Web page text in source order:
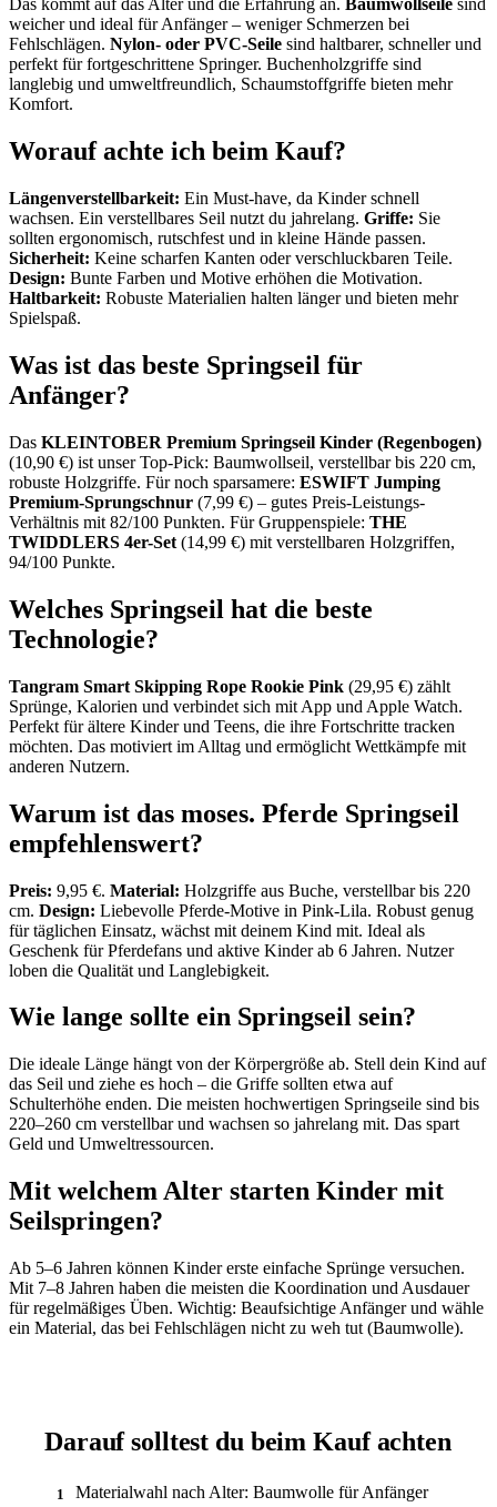
Das kommt auf das Alter und die Erfahrung an. Baumwollseile sind
weicher und ideal für Anfänger – weniger Schmerzen bei
Fehlschlägen. Nylon- oder PVC-Seile sind haltbarer, schneller und
perfekt für fortgeschrittene Springer. Buchenholzgriffe sind
langlebig und umweltfreundlich, Schaumstoffgriffe bieten mehr
Komfort.
Worauf achte ich beim Kauf?
Längenverstellbarkeit: Ein Must-have, da Kinder schnell
wachsen. Ein verstellbares Seil nutzt du jahrelang. Griffe: Sie
sollten ergonomisch, rutschfest und in kleine Hände passen.
Sicherheit: Keine scharfen Kanten oder verschluckbaren Teile.
Design: Bunte Farben und Motive erhöhen die Motivation.
Haltbarkeit: Robuste Materialien halten länger und bieten mehr
Spielspaß.
Was ist das beste Springseil für
Anfänger?
Das KLEINTOBER Premium Springseil Kinder (Regenbogen)
(10,90 €) ist unser Top-Pick: Baumwollseil, verstellbar bis 220 cm,
robuste Holzgriffe. Für noch sparsamere: ESWIFT Jumping
Premium-Sprungschnur (7,99 €) – gutes Preis-Leistungs-
Verhältnis mit 82/100 Punkten. Für Gruppenspiele: THE
TWIDDLERS 4er-Set (14,99 €) mit verstellbaren Holzgriffen,
94/100 Punkte.
Welches Springseil hat die beste
Technologie?
Tangram Smart Skipping Rope Rookie Pink (29,95 €) zählt
Sprünge, Kalorien und verbindet sich mit App und Apple Watch.
Perfekt für ältere Kinder und Teens, die ihre Fortschritte tracken
möchten. Das motiviert im Alltag und ermöglicht Wettkämpfe mit
anderen Nutzern.
Warum ist das moses. Pferde Springseil
empfehlenswert?
Preis: 9,95 €. Material: Holzgriffe aus Buche, verstellbar bis 220
cm. Design: Liebevolle Pferde-Motive in Pink-Lila. Robust genug
für täglichen Einsatz, wächst mit deinem Kind mit. Ideal als
Geschenk für Pferdefans und aktive Kinder ab 6 Jahren. Nutzer
loben die Qualität und Langlebigkeit.
Wie lange sollte ein Springseil sein?
Die ideale Länge hängt von der Körpergröße ab. Stell dein Kind auf
das Seil und ziehe es hoch – die Griffe sollten etwa auf
Schulterhöhe enden. Die meisten hochwertigen Springseile sind bis
220–260 cm verstellbar und wachsen so jahrelang mit. Das spart
Geld und Umweltressourcen.
Mit welchem Alter starten Kinder mit
Seilspringen?
Ab 5–6 Jahren können Kinder erste einfache Sprünge versuchen.
Mit 7–8 Jahren haben die meisten die Koordination und Ausdauer
für regelmäßiges Üben. Wichtig: Beaufsichtige Anfänger und wähle
ein Material, das bei Fehlschlägen nicht zu weh tut (Baumwolle).
Darauf solltest du beim Kauf achten
1
Materialwahl nach Alter: Baumwolle für Anfänger